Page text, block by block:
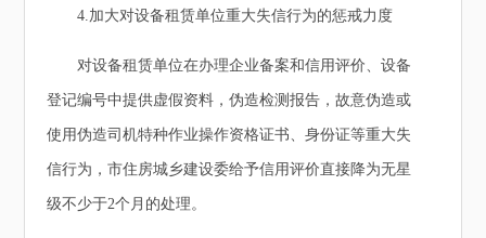
4.加大对设备租赁单位重大失信行为的惩戒力度
对设备租赁单位在办理企业备案和信用评价、设备
登记编号中提供虚假资料，伪造检测报告，故意伪造或
使用伪造司机特种作业操作资格证书、身份证等重大失
信行为，市住房城乡建设委给予信用评价直接降为无星
级不少于2个月的处理。